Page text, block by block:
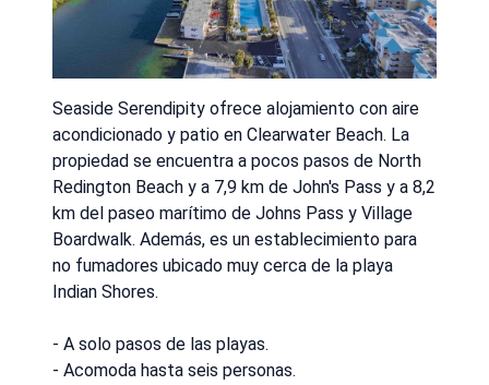
Seaside Serendipity ofrece alojamiento con aire
acondicionado y patio en Clearwater Beach. La
propiedad se encuentra a pocos pasos de North
Redington Beach y a 7,9 km de John's Pass y a 8,2
km del paseo marítimo de Johns Pass y Village
Boardwalk. Además, es un establecimiento para
no fumadores ubicado muy cerca de la playa
Indian Shores.
- A solo pasos de las playas.
- Acomoda hasta seis personas.